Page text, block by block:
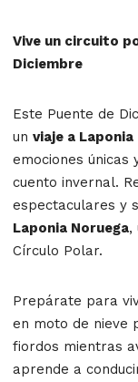
Vive un circuito
Diciembre
Este Puente de
un viaje a Laponia
emociones únicas
cuento invernal.
espectaculares y
Laponia Noruega,
Círculo Polar.
Prepárate para
en moto de nieve
fiordos mientras
aprende a